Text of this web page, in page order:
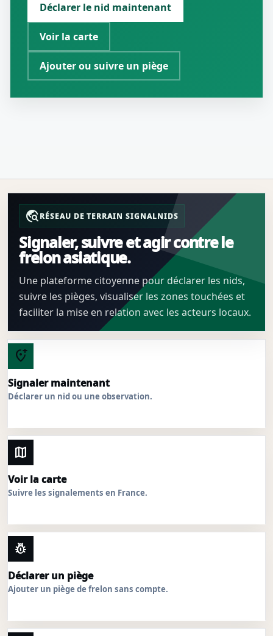
Déclarer le nid maintenant
Voir la carte
Ajouter ou suivre un piège
travel_exploreRÉSEAU DE TERRAIN SIGNALNIDS
Signaler, suivre et agir contre le
frelon asiatique.
Une plateforme citoyenne pour déclarer les nids,
suivre les pièges, visualiser les zones touchées et
faciliter la mise en relation avec les acteurs locaux.
add_location_alt
Signaler maintenant
Déclarer un nid ou une observation.
map
Voir la carte
Suivre les signalements en France.
pest_control
Déclarer un piège
Ajouter un piège de frelon sans compte.